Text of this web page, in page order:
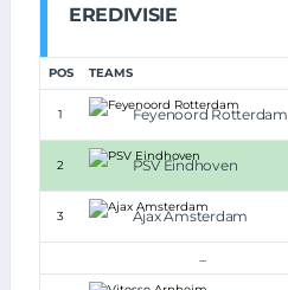
EREDIVISIE
POS TEAMS
1 Feyenoord Rotterdam
2 PSV Eindhoven
3 Ajax Amsterdam
...